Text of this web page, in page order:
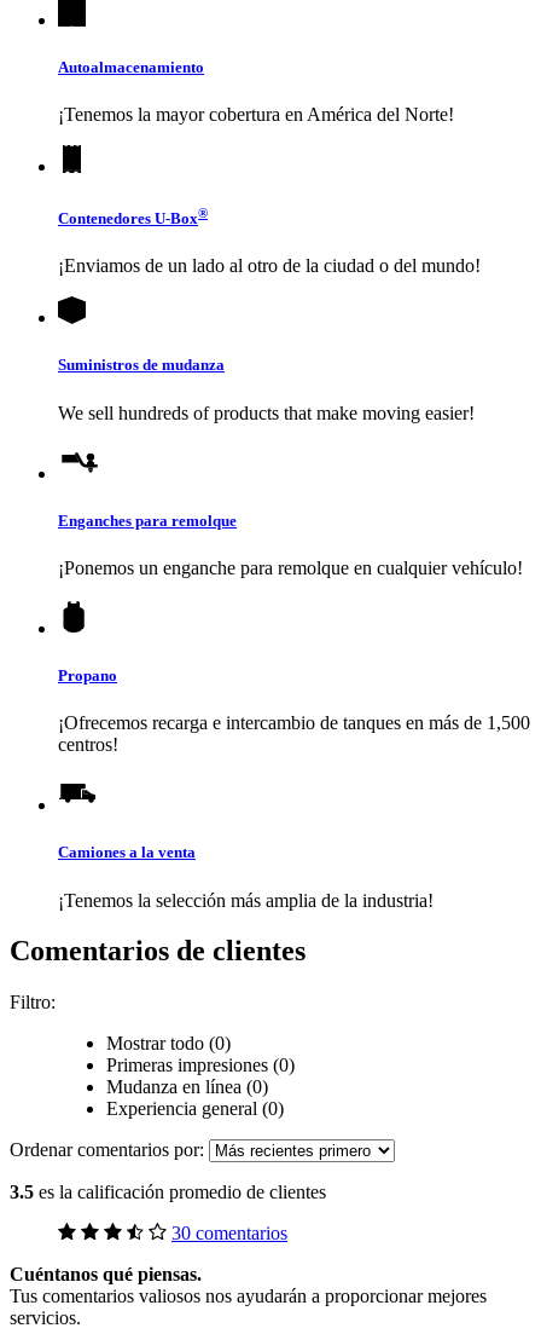
Autoalmacenamiento
¡Tenemos la mayor cobertura en América del Norte!
Contenedores U-Box®
¡Enviamos de un lado al otro de la ciudad o del mundo!
Suministros de mudanza
We sell hundreds of products that make moving easier!
Enganches para remolque
¡Ponemos un enganche para remolque en cualquier vehículo!
Propano
¡Ofrecemos recarga e intercambio de tanques en más de 1,500
centros!
Camiones a la venta
¡Tenemos la selección más amplia de la industria!
Comentarios de clientes
Filtro:
Mostrar todo (0)
Primeras impresiones (0)
Mudanza en línea (0)
Experiencia general (0)
Ordenar comentarios por:
3.5 es la calificación promedio de clientes
30 comentarios
Cuéntanos qué piensas.
Tus comentarios valiosos nos ayudarán a proporcionar mejores
servicios.